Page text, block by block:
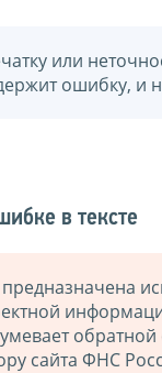
или
ошибку,
в тексте
сайта ФНС